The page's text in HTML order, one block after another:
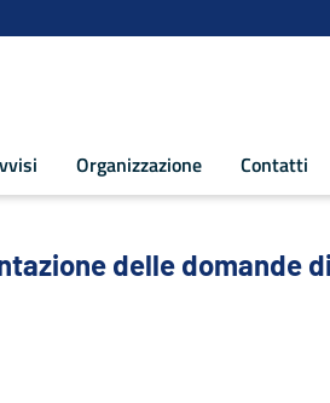
Organizzazione Contatti
delle domande di
delle domande di